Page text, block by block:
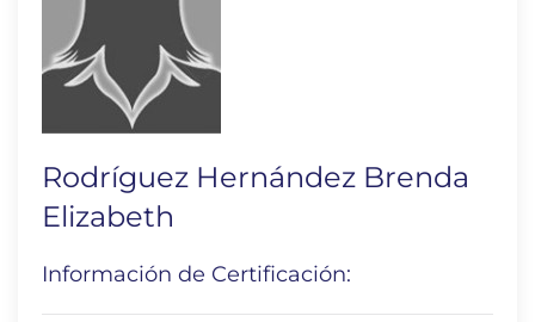
Rodríguez Hernández Brenda
Elizabeth
Información de Certificación: